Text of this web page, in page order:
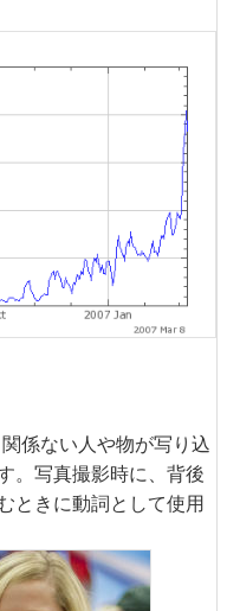
係ない人や物が写り込
。写真撮影時に、背後
ときに動詞として使用